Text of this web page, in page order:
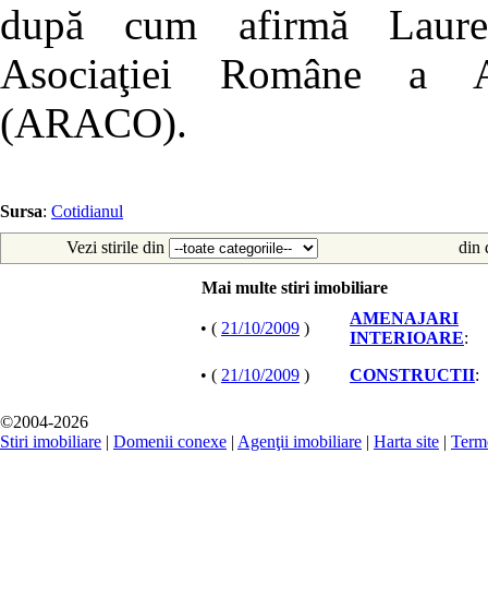
după cum afirmă
Asociaţiei Române a
(ARACO).
Sursa: Cotidianul
Vezi stirile din
din
Mai multe stiri imobiliare
• ( 21/10/2009 )
AMENAJARI
INTERIOARE:
• ( 21/10/2009 ) CONSTRUCTII:
©2004-2026
Stiri imobiliare | Domenii conexe | Agenţii imobiliare | Harta site |